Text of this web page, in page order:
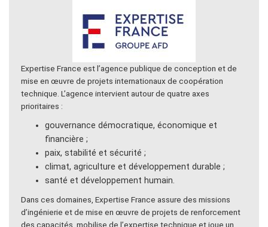
Expertise France est l’agence publique de conception et de
mise en œuvre de projets internationaux de coopération
technique. L’agence intervient autour de quatre axes
prioritaires :
gouvernance démocratique, économique et
financière ;
paix, stabilité et sécurité ;
climat, agriculture et développement durable ;
santé et développement humain.
Dans ces domaines, Expertise France assure des missions
d’ingénierie et de mise en œuvre de projets de renforcement
des capacités, mobilise de l’expertise technique et joue un